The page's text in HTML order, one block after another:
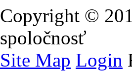
Copyright ©
spoločnosť
Site Map Login